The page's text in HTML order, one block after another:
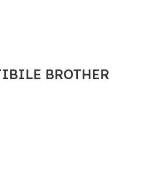
BROTHER